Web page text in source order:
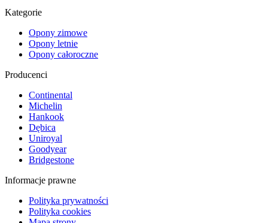
Kategorie
Opony zimowe
Opony letnie
Opony całoroczne
Producenci
Continental
Michelin
Hankook
Dębica
Uniroyal
Goodyear
Bridgestone
Informacje prawne
Polityka prywatności
Polityka cookies